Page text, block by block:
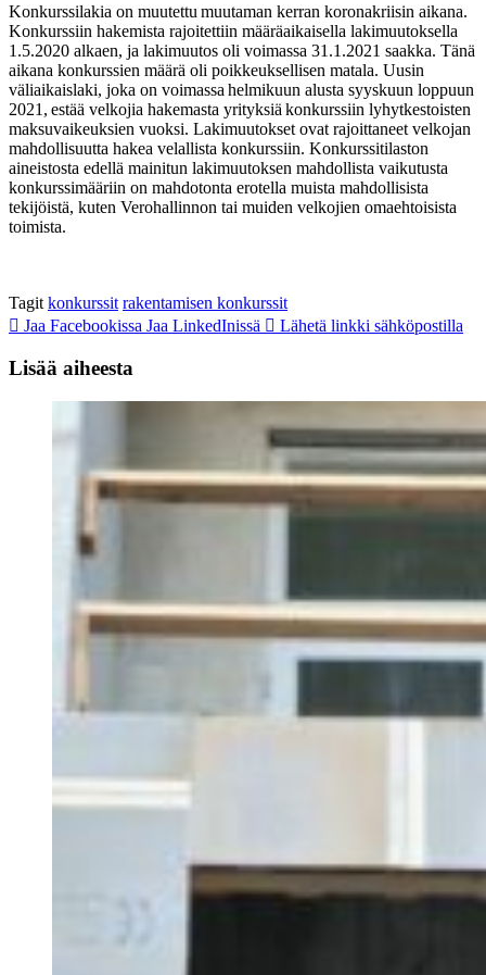
Konkurssilakia on muutettu muutaman kerran koronakriisin aikana.
Konkurssiin hakemista rajoitettiin määräaikaisella lakimuutoksella
1.5.2020 alkaen, ja lakimuutos oli voimassa 31.1.2021 saakka. Tänä
aikana konkurssien määrä oli poikkeuksellisen matala. Uusin
väliaikaislaki, joka on voimassa helmikuun alusta syyskuun loppuun
2021, estää velkojia hakemasta yrityksiä konkurssiin lyhytkestoisten
maksuvaikeuksien vuoksi. Lakimuutokset ovat rajoittaneet velkojan
mahdollisuutta hakea velallista konkurssiin. Konkurssitilaston
aineistosta edellä mainitun lakimuutoksen mahdollista vaikutusta
konkurssimääriin on mahdotonta erotella muista mahdollisista
tekijöistä, kuten Verohallinnon tai muiden velkojien omaehtoisista
toimista.
Tagit konkurssit rakentamisen konkurssit
Jaa Facebookissa Jaa LinkedInissä Lähetä linkki sähköpostilla
Lisää aiheesta